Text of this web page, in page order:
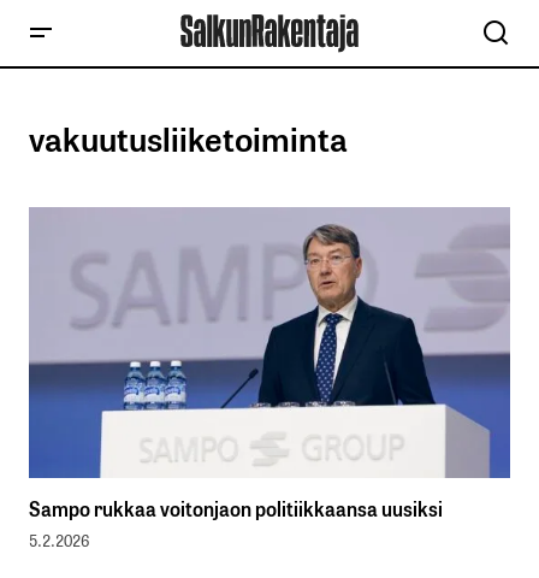
vakuutusliiketoiminta
Sampo rukkaa voitonjaon politiikkaansa uusiksi
5.2.2026